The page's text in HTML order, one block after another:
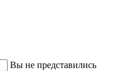
Вы не представились